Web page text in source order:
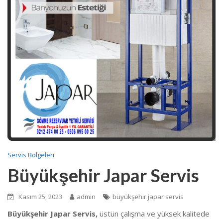
Servis Bölgeleri
Büyükşehir Japar Servis
Kasım 25, 2023 admin büyükşehir japar servis
Büyükşehir Japar Servis, üstün çalışma ve yüksek kalitede